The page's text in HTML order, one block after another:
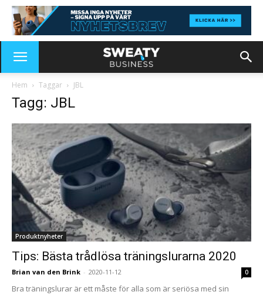
Hem Taggar JBL
Tagg: JBL
Produktnyheter
Tips: Bästa trådlösa träningslurarna 2020
Brian van den Brink - 2020-11-12 0
Bra träningslurar är ett måste för alla som är seriösa med sin